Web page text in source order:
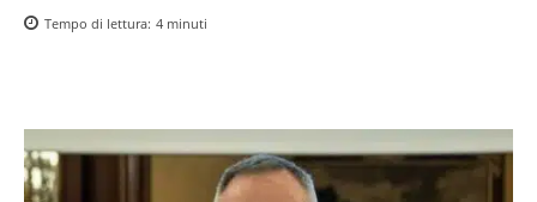
Tempo di lettura: 4 minuti